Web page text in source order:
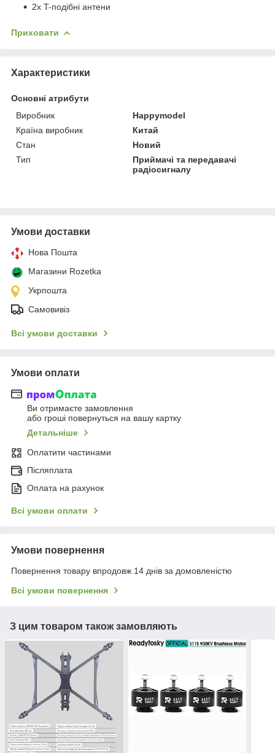
2x T-подібні антени
Приховати
Характеристики
Основні атрибути
Виробник
Happymodel
Країна виробник
Китай
Стан
Новий
Тип
Приймачі та передавачі
радіосигналу
Умови доставки
Нова Пошта
Магазини Rozetka
Укрпошта
Самовивіз
Всі умови доставки
Умови оплати
Ви отримаєте замовлення
або гроші повернуться на вашу картку
Детальніше
Оплатити частинами
Післяплата
Оплата на рахунок
Всі умови оплати
Умови повернення
Повернення товару впродовж 14 днів за домовленістю
Всі умови повернення
З цим товаром також замовляють